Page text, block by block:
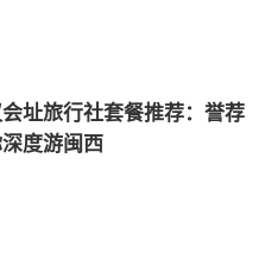
址旅行社套餐推荐：誉荐
度游闽西